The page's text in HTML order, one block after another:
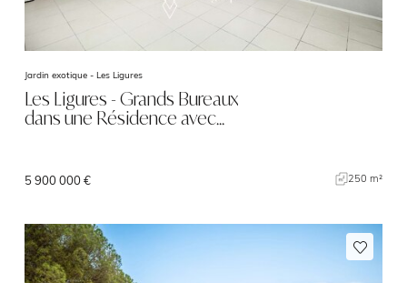
Jardin exotique - Les Ligures
Les Ligures - Grands Bureaux
dans une Résidence avec…
5 900 000 € 250 m²